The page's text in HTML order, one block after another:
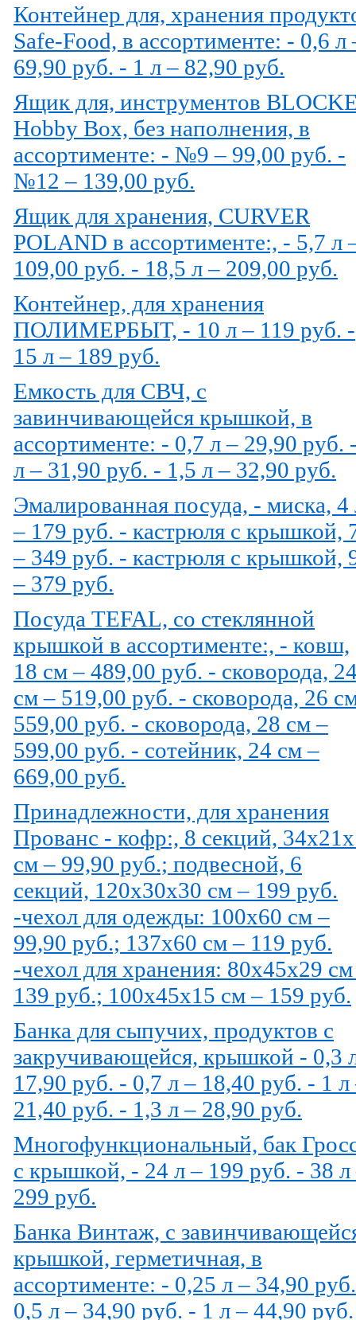
Контейнер для, хранения
Safe-Food, в ассортименте: - 0,6 л
69,90 руб. - 1 л – 82,90 руб.
Ящик для, инструментов
Hobby Box, без наполнения, в
ассортименте: - №9 – 99,00 руб. -
№12 – 139,00 руб.
Ящик для хранения, CURVER
POLAND в ассортименте:, - 5,7 л
109,00 руб. - 18,5 л – 209,00 руб.
Контейнер, для хранения
ПОЛИМЕРБЫТ, - 10 л – 119 руб. -
15 л – 189 руб.
Емкость для СВЧ, с
завинчивающейся крышкой, в
ассортименте: - 0,7 л – 29,90 руб.
л – 31,90 руб. - 1,5 л – 32,90 руб.
Эмалированная посуда, - миска, 4
– 179 руб. - кастрюля с крышкой,
– 349 руб. - кастрюля с крышкой,
– 379 руб.
Посуда TEFAL, со стеклянной
крышкой в ассортименте:, - ковш,
18 см – 489,00 руб. - сковорода,
см – 519,00 руб. - сковорода, 26
559,00 руб. - сковорода, 28 см –
599,00 руб. - сотейник, 24 см –
669,00 руб.
Принадлежности, для хранения
Прованс - кофр:, 8 секций,
см – 99,90 руб.; подвесной, 6
секций, 120х30х30 см – 199 руб.
-чехол для одежды: 100х60 см –
99,90 руб.; 137х60 см – 119 руб.
-чехол для хранения: 80х45х29
139 руб.; 100х45х15 см – 159 руб.
Банка для сыпучих, продуктов с
закручивающейся, крышкой - 0,3
17,90 руб. - 0,7 л – 18,40 руб. - 1 л
21,40 руб. - 1,3 л – 28,90 руб.
Многофункциональный, бак
с крышкой, - 24 л – 199 руб. - 38 л
299 руб.
Банка Винтаж, с
крышкой, герметичная, в
ассортименте: - 0,25 л – 34,90
0,5 л – 34,90 руб. - 1 л – 44,90